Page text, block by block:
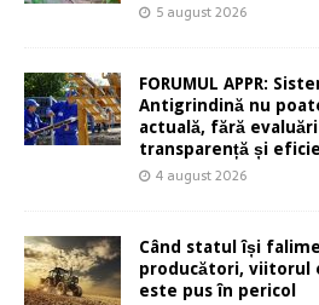
5 august 2026
FORUMUL APPR:
Antigrindină nu
actuală, fără
transparență și
4 august 2026
Când statul își
producători, viitorul
este pus în pericol